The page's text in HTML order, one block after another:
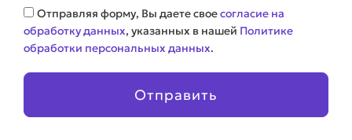
Соглашение
Отправляя форму, Вы даете своесогласие на
обработку данных, указанных в нашей Политике
обработки персональных данных.
Отправить